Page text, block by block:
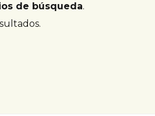
de búsqueda.